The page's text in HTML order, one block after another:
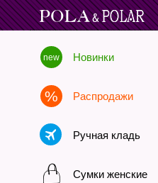
Новинки
Распродажи
Ручная кладь
Сумки женские